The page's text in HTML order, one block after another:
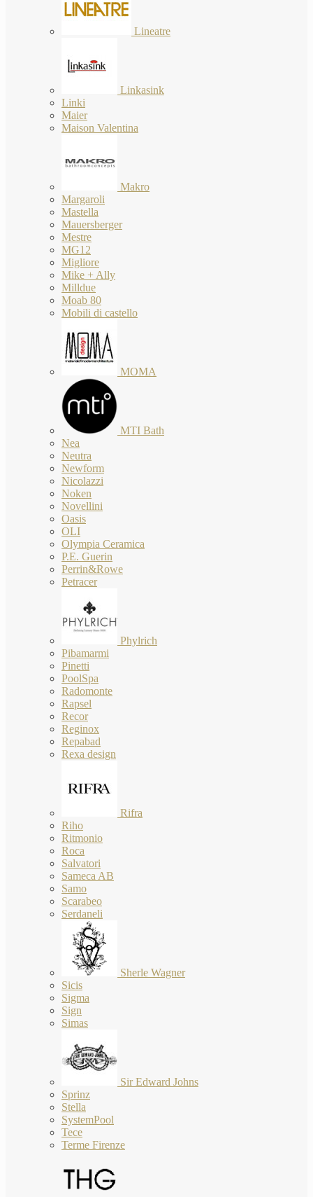
Lineatre
Linkasink
Linki
Maier
Maison Valentina
Makro
Margaroli
Mastella
Mauersberger
Mestre
MG12
Migliore
Mike + Ally
Milldue
Moab 80
Mobili di castello
MOMA
MTI Bath
Nea
Neutra
Newform
Nicolazzi
Noken
Novellini
Oasis
OLI
Olympia Ceramica
P.E. Guerin
Perrin&Rowe
Petracer
Phylrich
Pibamarmi
Pinetti
PoolSpa
Radomonte
Rapsel
Recor
Reginox
Repabad
Rexa design
Rifra
Riho
Ritmonio
Roca
Salvatori
Sameca AB
Samo
Scarabeo
Serdaneli
Sherle Wagner
Sicis
Sigma
Sign
Simas
Sir Edward Johns
Sprinz
Stella
SystemPool
Tece
Terme Firenze